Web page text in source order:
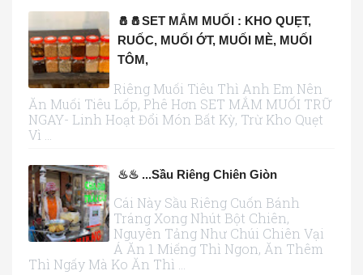
🧂🧂SET MẮM MUỐI : KHO QUẸT,
RUỐC, MUỐI ỚT, MUỐI MÈ, MUỐI
TÔM,
Riêng Muối Tiêu Thì Anh Em Nên
Ăn Muối Tiêu Lốp, Phê Hơn SET MẮM MUỐI TRỮ
NGAY- Linh Hoạt Đổi Món Bất Kỳ, Trừ Kho Quẹt
Vì ...
♨♨ ...sầu Riêng Chiên Giòn
Cái Này Sầu Riêng Cuốn Bánh
Tráng Xong Nhút Bột Chiên,
Nguyên Tảng Như Chúi Chiên Vại
Á Ăn 1 Miếng Thì Ngon, Ăn Thêm
Thì Ngấy Mà Ko Ăn Thì ...